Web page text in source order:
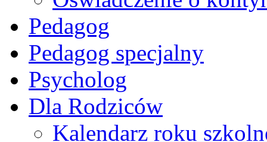
Pedagog
Pedagog specjalny
Psycholog
Dla Rodziców
Kalendarz roku